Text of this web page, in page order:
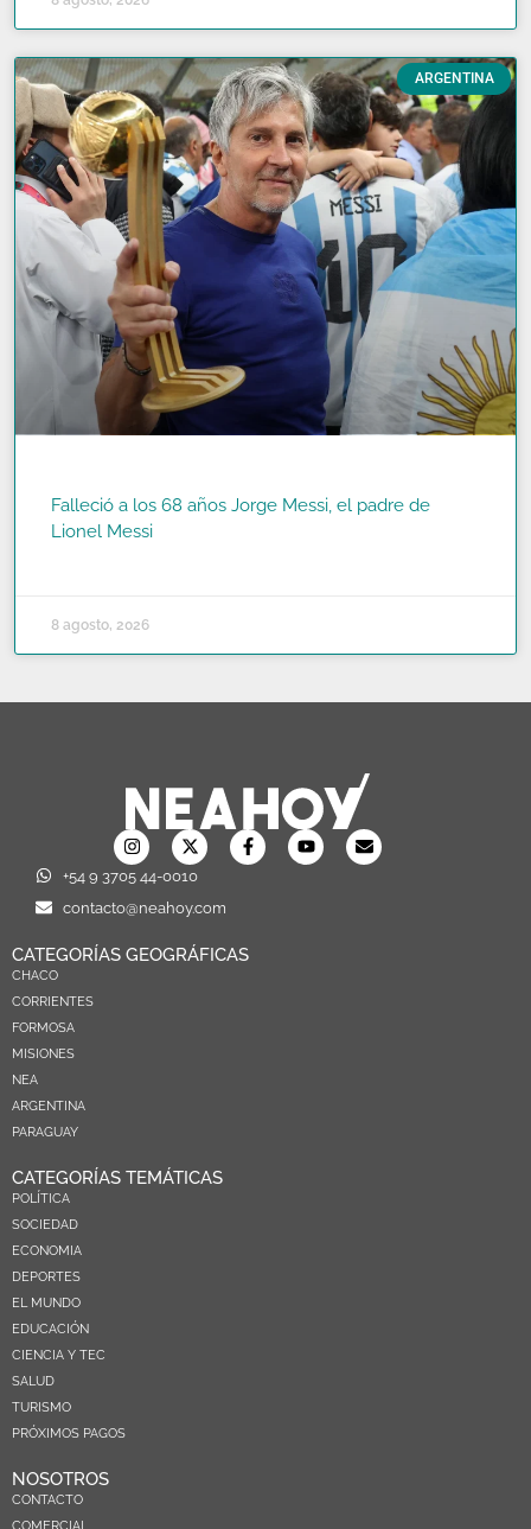
ARGENTINA
Falleció a los 68 años Jorge Messi, el padre de
Lionel Messi
8 agosto, 2026
+54 9 3705 44-0010
contacto@neahoy.com
CATEGORÍAS GEOGRÁFICAS
CHACO
CORRIENTES
FORMOSA
MISIONES
NEA
ARGENTINA
PARAGUAY
CATEGORÍAS TEMÁTICAS
POLÍTICA
SOCIEDAD
ECONOMIA
DEPORTES
EL MUNDO
EDUCACIÓN
CIENCIA Y TEC
SALUD
TURISMO
PRÓXIMOS PAGOS
NOSOTROS
CONTACTO
COMERCIAL